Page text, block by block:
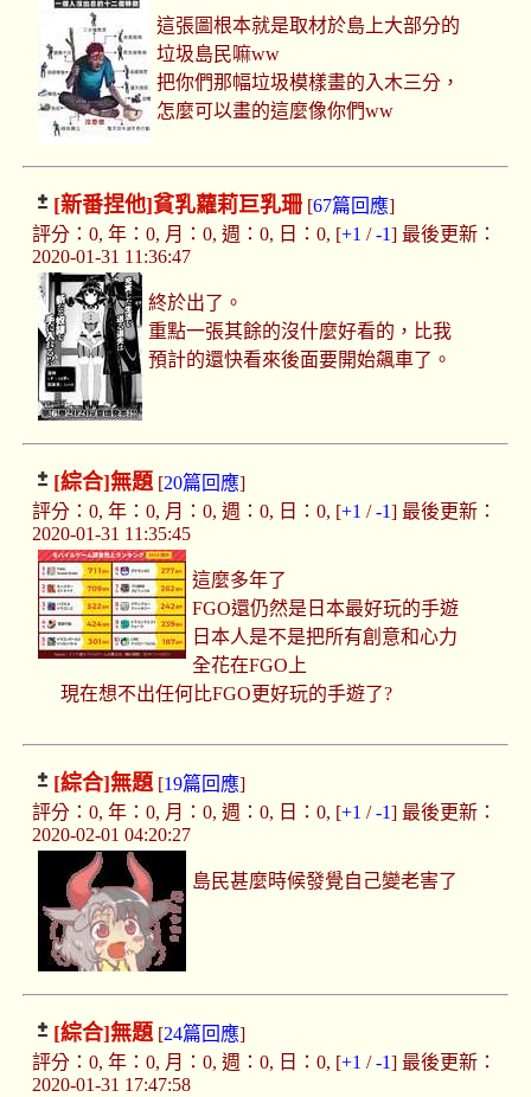
這張圖根本就是取材於島上大部分的
垃圾島民嘛ww
把你們那幅垃圾模樣畫的入木三分，
怎麼可以畫的這麼像你們ww
[新番捏他]貧乳蘿莉巨乳珊[67篇回應]
評分：0, 年：0, 月：0, 週：0, 日：0, [+1 /-1] 最後更新：
2020-01-31 11:36:47
終於出了。
重點一張其餘的沒什麼好看的，比我
預計的還快看來後面要開始飆車了。
[綜合]無題[20篇回應]
評分：0, 年：0, 月：0, 週：0, 日：0, [+1 /-1] 最後更新：
2020-01-31 11:35:45
這麼多年了
FGO還仍然是日本最好玩的手遊
日本人是不是把所有創意和心力
全花在FGO上
現在想不出任何比FGO更好玩的手遊了?
[綜合]無題[19篇回應]
評分：0, 年：0, 月：0, 週：0, 日：0, [+1 /-1] 最後更新：
2020-02-01 04:20:27
島民甚麼時候發覺自己變老害了
[綜合]無題[24篇回應]
評分：0, 年：0, 月：0, 週：0, 日：0, [+1 /-1] 最後更新：
2020-01-31 17:47:58